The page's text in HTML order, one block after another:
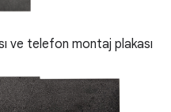
ve telefon montaj plakası